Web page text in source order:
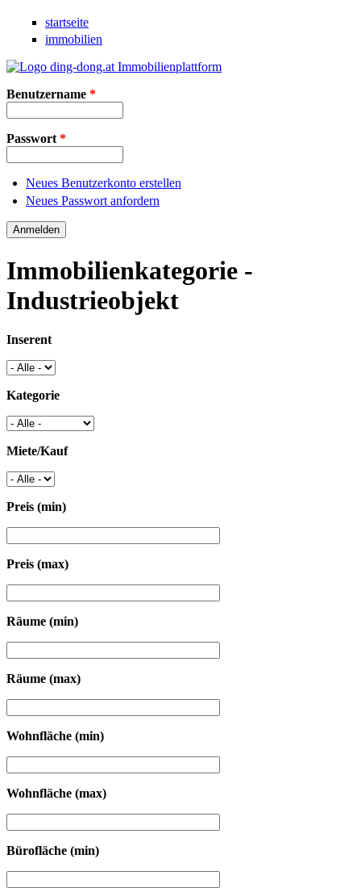
Direkt zum Inhalt
startseite
immobilien
Benutzername *
Passwort *
Neues Benutzerkonto erstellen
Neues Passwort anfordern
Immobilienkategorie -
Industrieobjekt
Inserent
Kategorie
Miete/Kauf
Preis (min)
Preis (max)
Räume (min)
Räume (max)
Wohnfläche (min)
Wohnfläche (max)
Bürofläche (min)